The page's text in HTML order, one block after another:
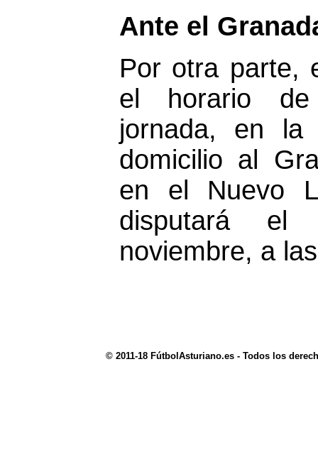
Ante el
Por otra parte,
el horario de
jornada, en
domicilio al
en el Nuevo
disputará
noviembre, a
© 2011-18 FútbolAsturiano.es - Todos los